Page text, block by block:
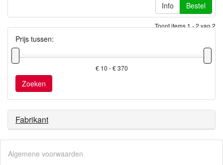
Info
Bestel
Toont items1 - 2van2
Prijs tussen:
€ 10 - € 370
Zoeken
Fabrikant
Algemene voorwaarden